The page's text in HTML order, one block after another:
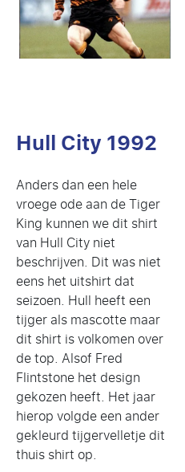
Previ
ous
Next
Hull City 1992
Anders dan een hele
vroege ode aan de Tiger
King kunnen we dit shirt
van Hull City niet
beschrijven. Dit was niet
eens het uitshirt dat
seizoen. Hull heeft een
tijger als mascotte maar
dit shirt is volkomen over
de top. Alsof Fred
Flintstone het design
gekozen heeft. Het jaar
hierop volgde een ander
gekleurd tijgervelletje dit
thuis shirt op.